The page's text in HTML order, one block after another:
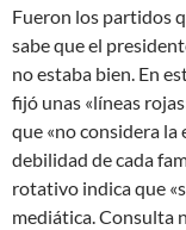
Fueron los partidos
sabe que el
no estaba bien. En
fijó unas «líneas
que «no considera
debilidad de cada
rotativo indica que
mediática. Consulta